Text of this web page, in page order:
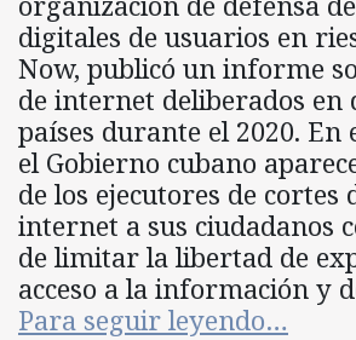
digitales de usuarios en
Now, publicó un informe
de internet deliberados en
países durante el 2020. En
el Gobierno cubano
de los ejecutores de cortes
internet a sus ciudadanos
de limitar la libertad de
acceso a la información y
Para seguir leyendo…